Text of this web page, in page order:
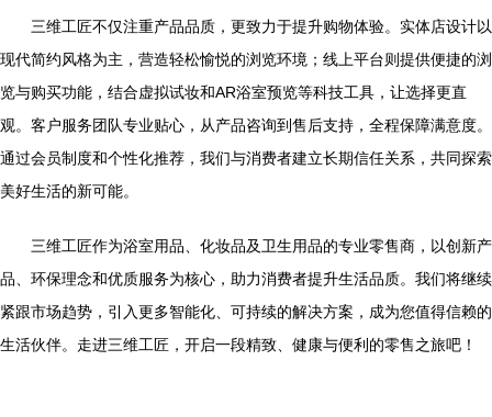
三维工匠不仅注重产品品质，更致力于提升购物体验。实体店设计以
现代简约风格为主，营造轻松愉悦的浏览环境；线上平台则提供便捷的浏
览与购买功能，结合虚拟试妆和AR浴室预览等科技工具，让选择更直
观。客户服务团队专业贴心，从产品咨询到售后支持，全程保障满意度。
通过会员制度和个性化推荐，我们与消费者建立长期信任关系，共同探索
美好生活的新可能。
三维工匠作为浴室用品、化妆品及卫生用品的专业零售商，以创新产
品、环保理念和优质服务为核心，助力消费者提升生活品质。我们将继续
紧跟市场趋势，引入更多智能化、可持续的解决方案，成为您值得信赖的
生活伙伴。走进三维工匠，开启一段精致、健康与便利的零售之旅吧！